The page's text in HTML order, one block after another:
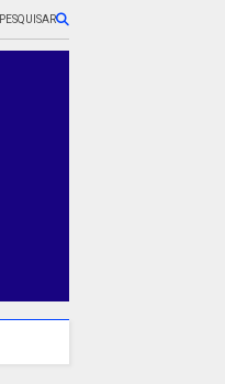
PESQUISAR